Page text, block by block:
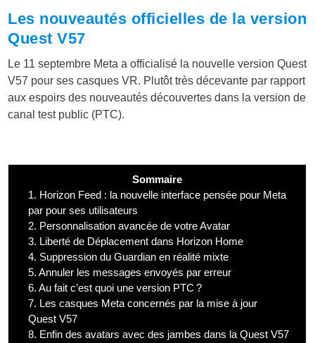
Les nouveautés officielles de la version
Quest V57
Le 11 septembre Meta a officialisé la nouvelle version Quest
V57 pour ses casques VR. Plutôt très décevante par rapport
aux espoirs des nouveautés découvertes dans la version de
canal test public (PTC).
Sommaire
1. Horizon Feed : la nouvelle interface pensée pour Meta
par pour ses utilisateurs
2. Personnalisation avancée de votre Avatar
3. Liberté de Déplacement dans Horizon Home
4. Suppression du Guardian en réalité mixte
5. Annuler les messages envoyés par erreur
6. Au fait c’est quoi une version PTC ?
7. Les casques Meta concernés par la mise à jour
Quest V57
8. Enfin des avatars avec des jambes dans la Quest V57